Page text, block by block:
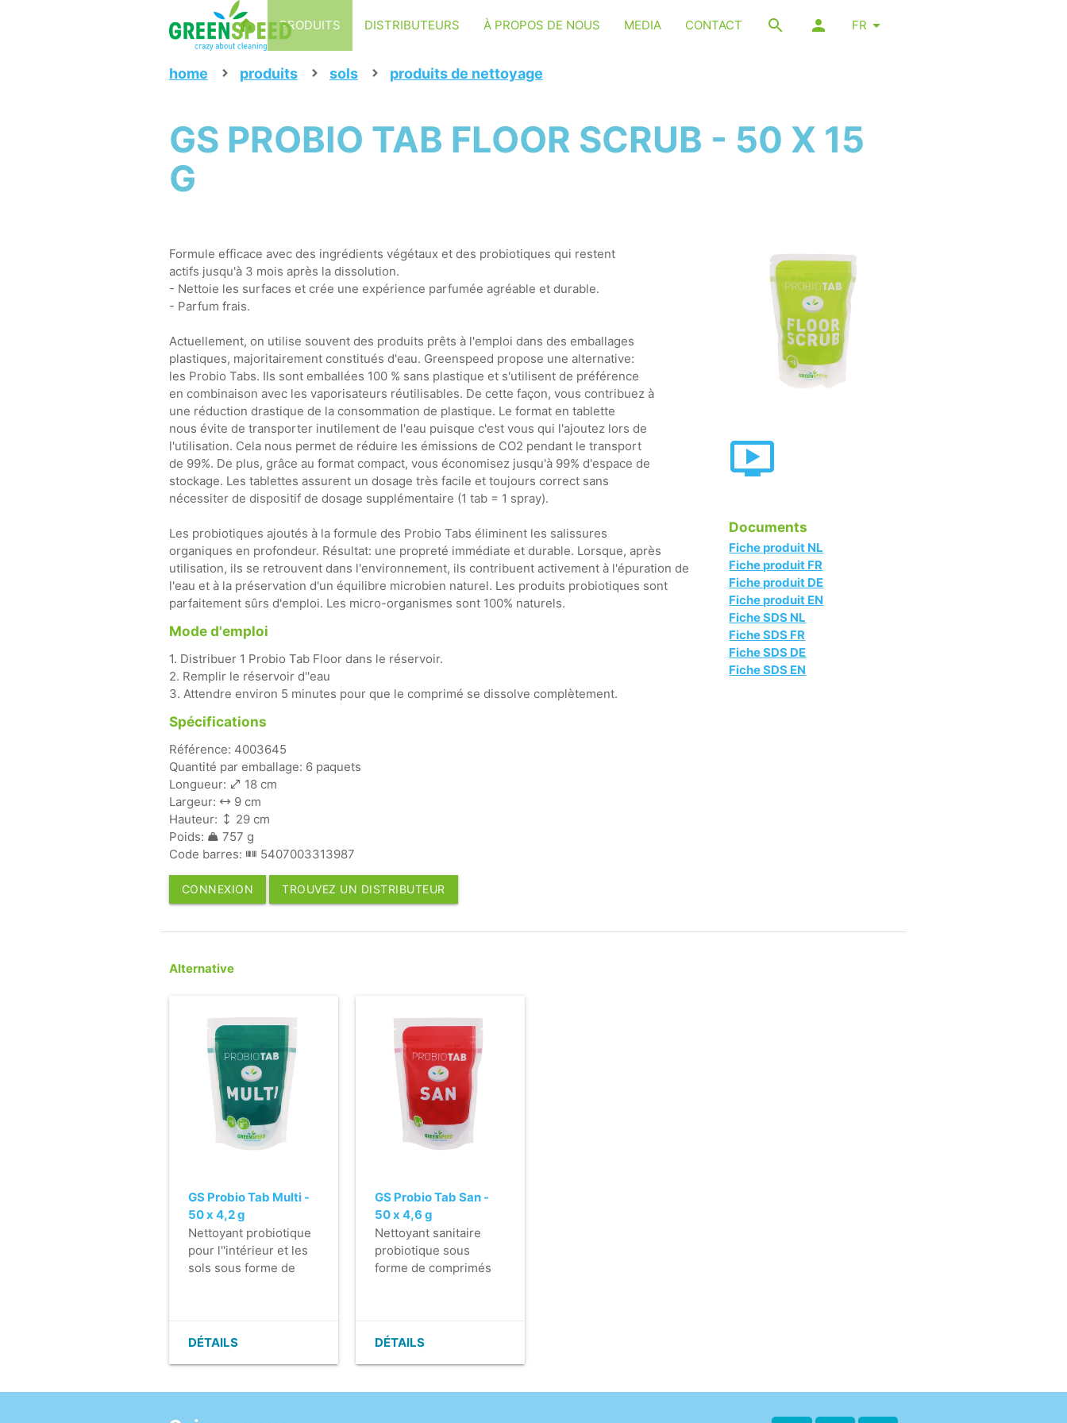
FR
PRODUITS DISTRIBUTEURS À PROPOS DE NOUS MEDIA CONTACT
home produits sols produits de nettoyage
GS PROBIO TAB FLOOR SCRUB - 50 X 15
G
Documents
Fiche produit NL
Fiche produit FR
Fiche produit DE
Fiche produit EN
Fiche SDS NL
Fiche SDS FR
Fiche SDS DE
Fiche SDS EN
Formule efficace avec des ingrédients végétaux et des probiotiques qui restent
actifs jusqu'à 3 mois après la dissolution.
- Nettoie les surfaces et crée une expérience parfumée agréable et durable.
- Parfum frais.
Actuellement, on utilise souvent des produits prêts à l'emploi dans des emballages
plastiques, majoritairement constitués d'eau. Greenspeed propose une alternative:
les Probio Tabs. Ils sont emballées 100 % sans plastique et s'utilisent de préférence
en combinaison avec les vaporisateurs réutilisables. De cette façon, vous contribuez à
une réduction drastique de la consommation de plastique. Le format en tablette
nous évite de transporter inutilement de l'eau puisque c'est vous qui l'ajoutez lors de
l'utilisation. Cela nous permet de réduire les émissions de CO2 pendant le transport
de 99%. De plus, grâce au format compact, vous économisez jusqu'à 99% d'espace de
stockage. Les tablettes assurent un dosage très facile et toujours correct sans
nécessiter de dispositif de dosage supplémentaire (1 tab = 1 spray).
Les probiotiques ajoutés à la formule des Probio Tabs éliminent les salissures
organiques en profondeur. Résultat: une propreté immédiate et durable. Lorsque, après
utilisation, ils se retrouvent dans l'environnement, ils contribuent activement à l'épuration de
l'eau et à la préservation d'un équilibre microbien naturel. Les produits probiotiques sont
parfaitement sûrs d'emploi. Les micro-organismes sont 100% naturels.
Mode d'emploi
1. Distribuer 1 Probio Tab Floor dans le réservoir.
2. Remplir le réservoir d''eau
3. Attendre environ 5 minutes pour que le comprimé se dissolve complètement.
Spécifications
Référence: 4003645
Quantité par emballage: 6 paquets
Longueur:
18 cm
Largeur:
9 cm
Hauteur:
29 cm
Poids:
757 g
Code barres:
5407003313987
CONNEXION TROUVEZ UN DISTRIBUTEUR
Alternative
GS Probio Tab Multi -
50 x 4,2 g
Nettoyant probiotique
pour l''intérieur et les
sols sous forme de
pour l''environnement.
résistantes à l''eau
DÉTAILS
GS Probio Tab San -
50 x 4,6 g
Nettoyant sanitaire
probiotique sous
forme de comprimés
l'environnement
toilettes.
DÉTAILS